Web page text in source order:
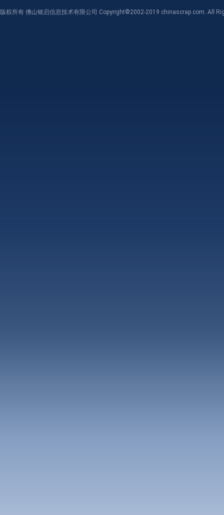
版权所有 佛山铭启信息技术有限公司 Copyright©2002-2019 chinascrap.com. All